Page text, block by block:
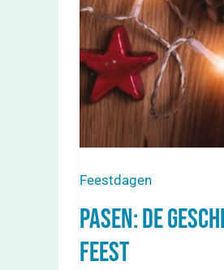
Feestdagen
Pasen: de
feest